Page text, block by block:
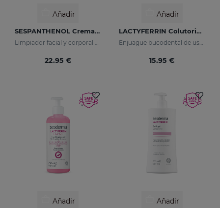
Añadir
SESPANTHENOL Crema Espumosa Sin Jabón
Limpiador facial y corporal para pieles sensibles que han sufrido agresiones
22.95 €
Añadir
LACTYFERRIN Colutorio Diario
Enjuague bucodental de uso diario que mantiene en estado óptimo la cavidad bucal
15.95 €
Añadir Añadir